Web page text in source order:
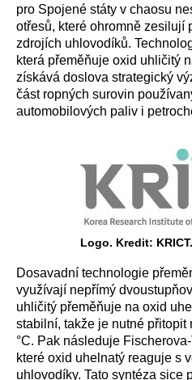
pro Spojené státy v chaosu
otřesů, které ohromně zesilují
zdrojích uhlovodíků.
která přeměňuje oxid uhličitý
získává doslova strategický
část ropných surovin
automobilových paliv i
Logo. Kredit: KRICT.
Dosavadní technologie
využívají nepřímý
uhličitý přeměňuje na oxid
stabilní, takže je nutné
°C. Pak následuje
které oxid uhelnatý reaguje s
uhlovodíky. Tato syntéza sice